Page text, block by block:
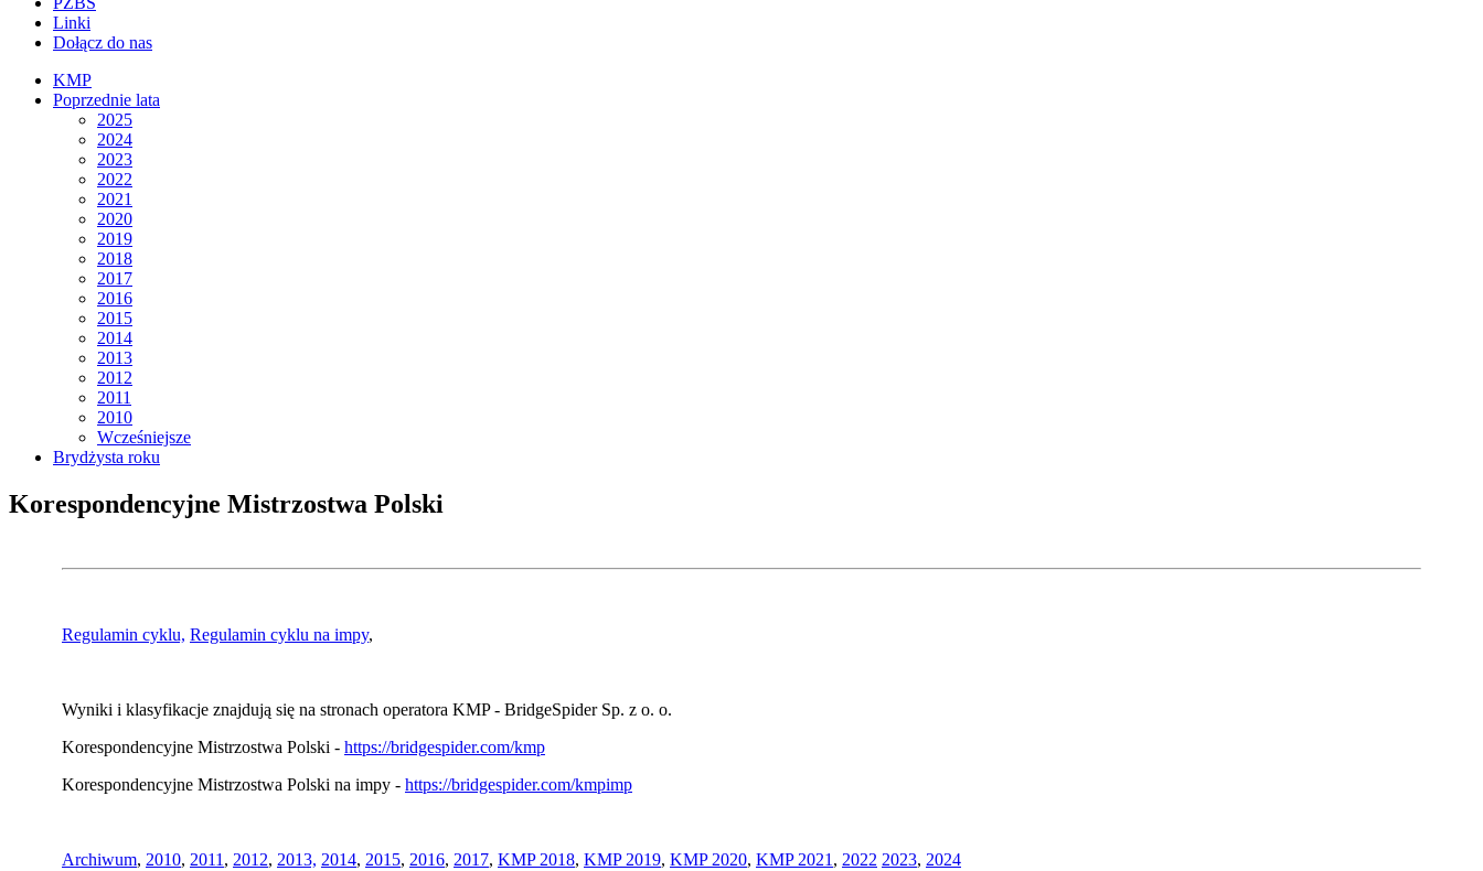
Linki
Dołącz do nas
KMP
Poprzednie lata
2025
2024
2023
2022
2021
2020
2019
2018
2017
2016
2015
2014
2013
2012
2011
2010
Wcześniejsze
Brydżysta roku
Korespondencyjne Mistrzostwa Polski
Regulamin cyklu, Regulamin cyklu na impy,
Wyniki i klasyfikacje znajdują się na stronach operatora KMP - BridgeSpider Sp. z o. o.
Korespondencyjne Mistrzostwa Polski - https://bridgespider.com/kmp
Korespondencyjne Mistrzostwa Polski na impy - https://bridgespider.com/kmpimp
Archiwum, 2010, 2011 , 2012, 2013, 2014, 2015, 2016, 2017, KMP 2018, KMP 2019, KMP 2020, KMP 2021 , 2022 2023, 2024